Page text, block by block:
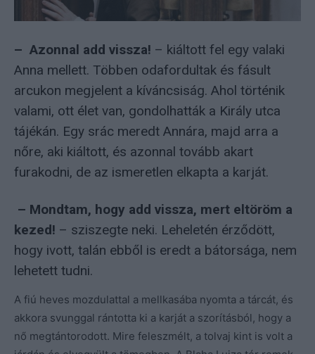
– Azonnal add vissza! – kiáltott fel egy valaki
Anna mellett. Többen odafordultak és fásult
arcukon megjelent a kíváncsiság. Ahol történik
valami, ott élet van, gondolhatták a Király utca
tájékán. Egy srác meredt Annára, majd arra a
nőre, aki kiáltott, és azonnal tovább akart
furakodni, de az ismeretlen elkapta a karját.
– Mondtam, hogy add vissza, mert eltöröm a
kezed! – sziszegte neki. Leheletén érződött,
hogy ivott, talán ebből is eredt a bátorsága, nem
lehetett tudni.
A fiú heves mozdulattal a mellkasába nyomta a tárcát, és
akkora svunggal rántotta ki a karját a szorításból, hogy a
nő megtántorodott. Mire feleszmélt, a tolvaj kint is volt a